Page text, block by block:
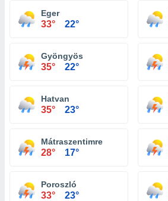
Eger
33° 22°
Gyöngyös
35° 22°
Hatvan
35° 23°
Mátraszentimre
28° 17°
Poroszló
33° 23°